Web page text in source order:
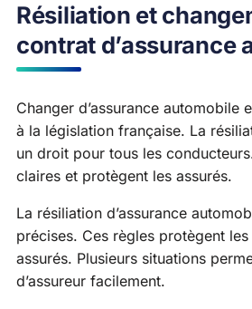
Résiliation et
contrat d’assurance
Changer d’assurance automobile
à la législation française. La
un droit pour tous les
claires et protègent les assurés.
La résiliation d’assurance
précises. Ces règles protègent
assurés. Plusieurs situations
d’assureur facilement.